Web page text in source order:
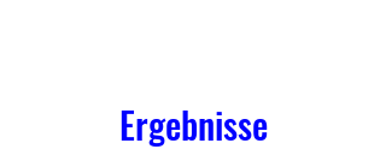
Ergebnisse